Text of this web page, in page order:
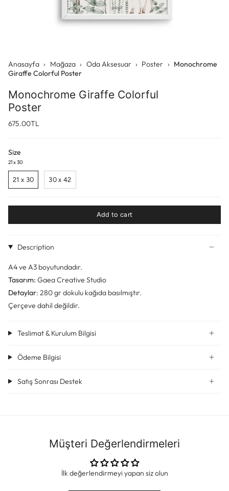
Anasayfa › Mağaza › Oda Aksesuar › Poster › Monochrome
Giraffe Colorful Poster
Monochrome Giraffe Colorful
Poster
675.00TL
Size
21 x 30
21 x 30 30 x 42
Add to cart
Description
A4 ve A3 boyutundadır.
Tasarım: Gaea Creative Studio
Detaylar: 280 gr dokulu kağıda basılmıştır.
Çerçeve dahil değildir.
Teslimat & Kurulum Bilgisi
Ödeme Bilgisi
Satış Sonrası Destek
Müşteri Değerlendirmeleri
İlk değerlendirmeyi yapan siz olun